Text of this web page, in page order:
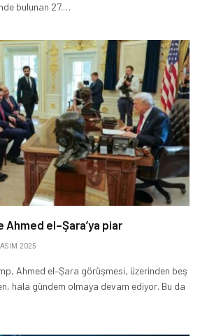
bulunan 27.…
el–Şara’ya piar
2025
Ahmed el–Şara görüşmesi, üzerinden beş
hala gündem olmaya devam ediyor. Bu da